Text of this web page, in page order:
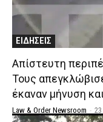
ΕΙΔΗΣΕΙΣ
Απίστευτη
Τους
έκαναν μήνυση
Law & Order Newsroom -